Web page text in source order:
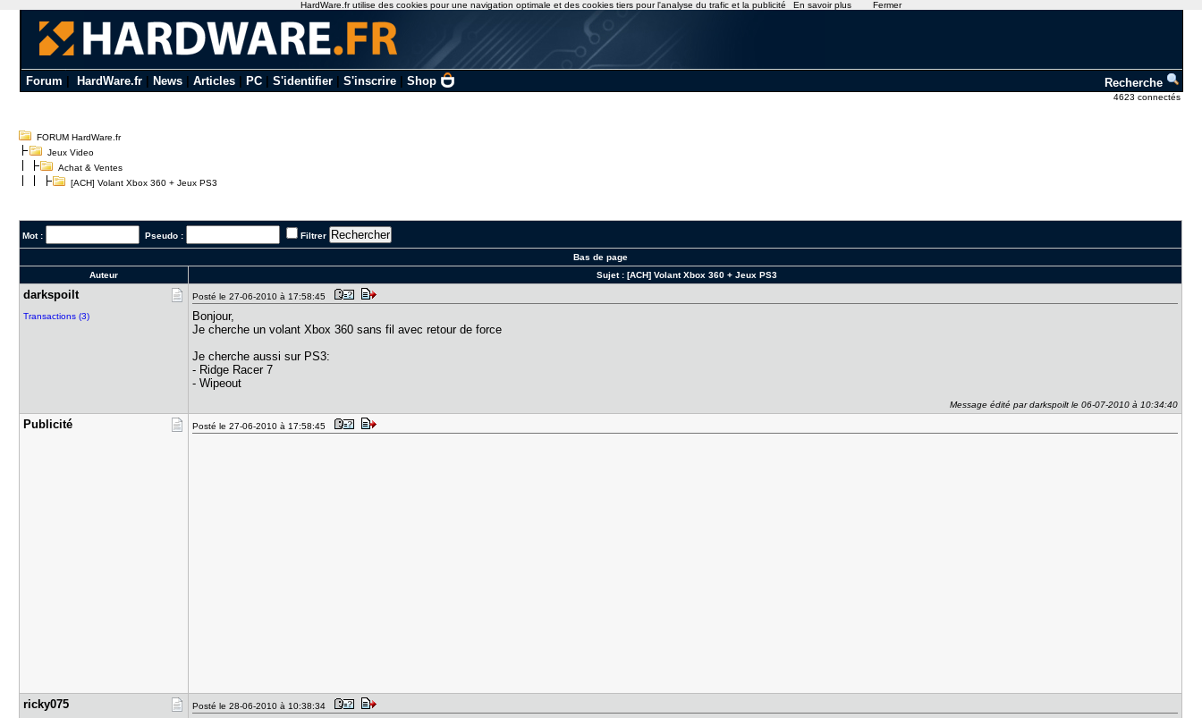
Forum HardWare.fr| News| Articles| PC| S'identifier| S'inscrire| Shop Recherche
4623 connectés
FORUM HardWare.fr
Jeux Video
Achat & Ventes
[ACH] Volant Xbox 360 + Jeux PS3
Mot : Pseudo : Filtrer
Bas de page
Auteur
Sujet : [ACH] Volant Xbox 360 + Jeux PS3
darkspoilt
Transactions (3)
Posté le 27-06-2010 à 17:58:45
Bonjour,
Je cherche un volant Xbox 360 sans fil avec retour de force
Je cherche aussi sur PS3:
- Ridge Racer 7
- Wipeout
Message édité par darkspoilt le 06-07-2010 à 10:34:40
Publicité Posté le 27-06-2010 à 17:58:45
ricky075 Posté le 28-06-2010 à 10:38:34
HardWare.fr utilise des cookies pour une navigation optimale et des cookies tiers pour l'analyse du trafic et la publicité En savoir plus Fermer